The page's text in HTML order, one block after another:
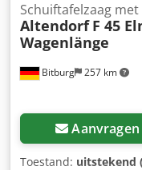
Bitburg 257 km
Schuiftafelzaag
Altendorf F 45
Wagenlänge
Aanvragen
Toestand: uitstekend